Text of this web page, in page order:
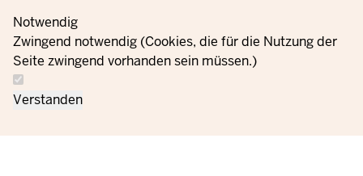
Notwendig
Zwingend notwendig (Cookies, die für die Nutzung der
Seite zwingend vorhanden sein müssen.)
Verstanden